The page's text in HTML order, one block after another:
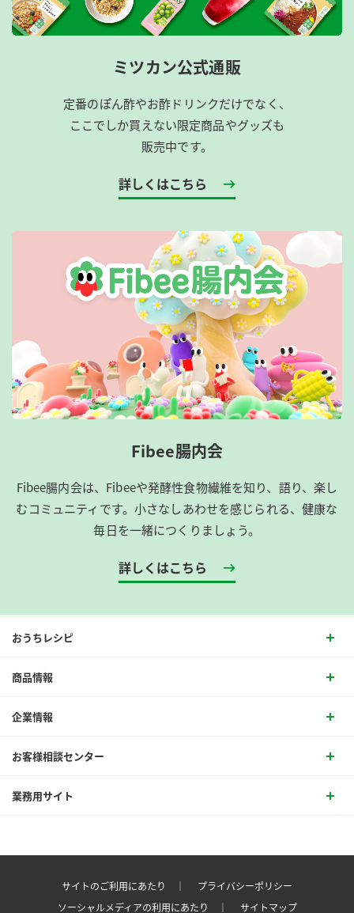
ミツカン公式通販
定番のぽん酢やお酢ドリンクだけでなく、
ここでしか買えない限定商品やグッズも
販売中です。
詳しくはこちら
Fibee腸内会
Fibee腸内会は、​Fibeeや発酵性食物繊維を知り、語り、楽し
むコミュニティです。​小さなしあわせを感じられる、健康な
毎日を一緒につくりましょう。
詳しくはこちら
おうちレシピ
商品情報
企業情報
お客様相談センター
業務用サイト
サイトのご利用にあたり ｜
プライバシーポリシー
ソーシャルメディアの利用にあたり ｜
サイトマップ